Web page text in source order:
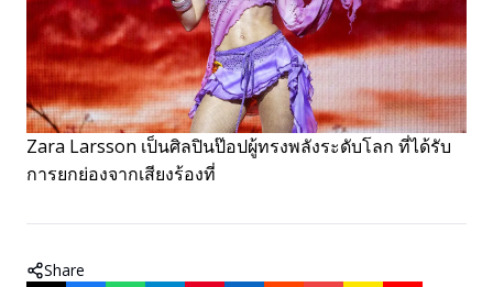
Zara Larsson เป็นศิลปินป๊อปผู้ทรงพลังระดับโลก ที่ได้รับ
การยกย่องจากเสียงร้องที่
Share